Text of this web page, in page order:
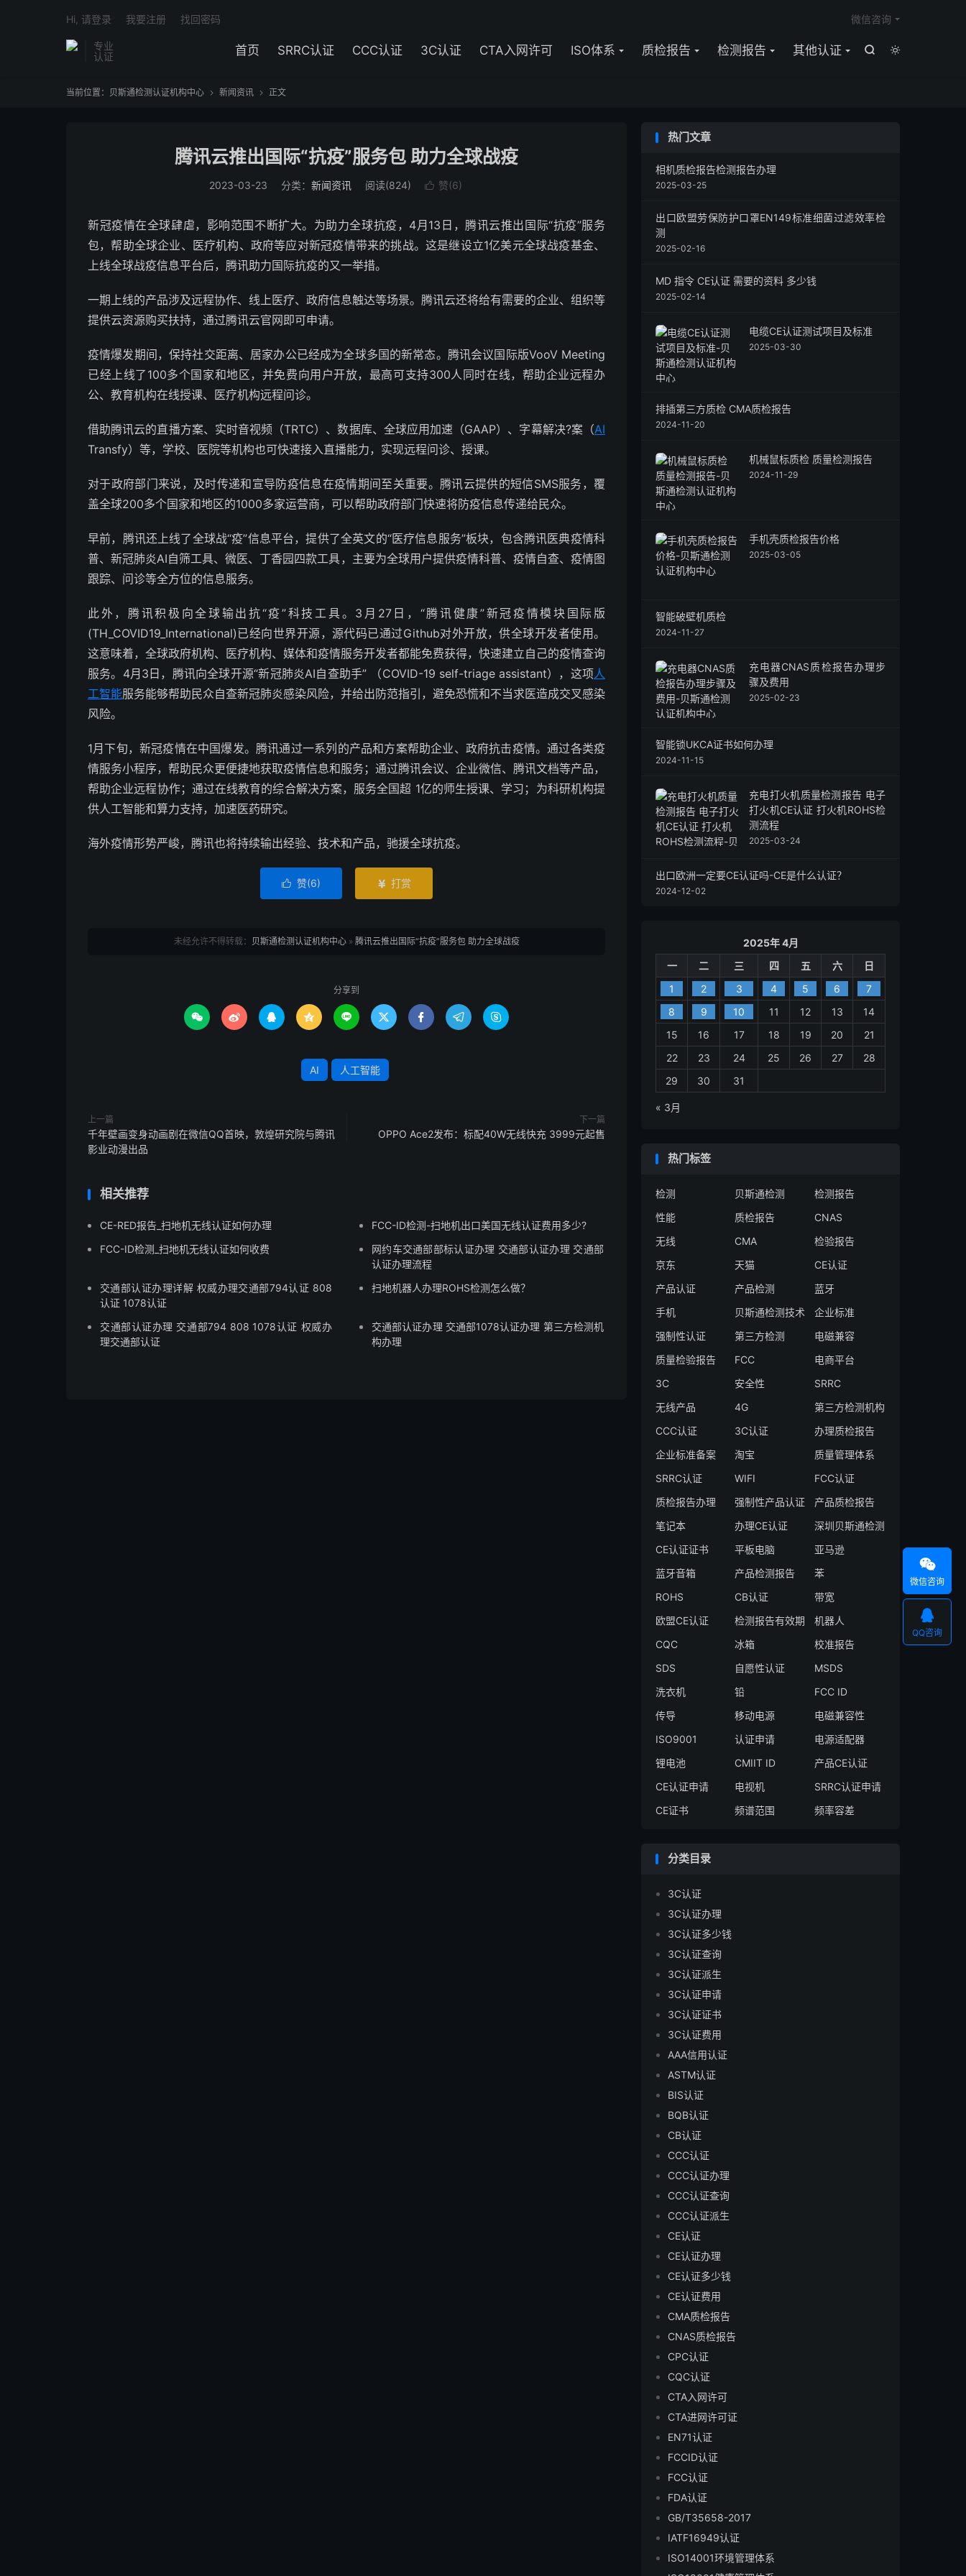
专业
认证


首页 SRRC认证 CCC认证 3C认证 CTA入网许可 ISO体系 质检报告 检测报告 其他认证
微信咨询
Hi, 请登录 我要注册 找回密码
当前位置： 贝斯通检测认证机构中心  新闻资讯  正文
腾讯云推出国际“抗疫”服务包 助力全球战疫
2023-03-23 分类： 新闻资讯 阅读(824)  赞(6)
新冠疫情在全球肆虐，影响范围不断扩大。为助力全球抗疫，4月13日，腾讯云推出国际“抗疫”服务
包，帮助全球企业、医疗机构、政府等应对新冠疫情带来的挑战。这是继设立1亿美元全球战疫基金、
上线全球战疫信息平台后，腾讯助力国际抗疫的又一举措。
一期上线的产品涉及远程协作、线上医疗、政府信息触达等场景。腾讯云还将给有需要的企业、组织等
提供云资源购买扶持，通过腾讯云官网即可申请。
疫情爆发期间，保持社交距离、居家办公已经成为全球多国的新常态。腾讯会议国际版VooV Meeting
已经上线了100多个国家和地区，并免费向用户开放，最高可支持300人同时在线，帮助企业远程办
公、教育机构在线授课、医疗机构远程问诊。
借助腾讯云的直播方案、实时音视频（TRTC）、数据库、全球应用加速（GAAP）、字幕解决?案（AI
Transfy）等，学校、医院等机构也可快速接入直播能力，实现远程问诊、授课。
对于政府部门来说，及时传递和宣导防疫信息在疫情期间至关重要。腾讯云提供的短信SMS服务，覆
盖全球200多个国家和地区的1000多家运营商，可以帮助政府部门快速将防疫信息传递给民众。
早前，腾讯还上线了全球战“疫”信息平台，提供了全英文的“医疗信息服务”板块，包含腾讯医典疫情科
普、新冠肺炎AI自筛工具、微医、丁香园四款工具，主要为全球用户提供疫情科普、疫情自查、疫情图
跟踪、问诊等全方位的信息服务。
此外，腾讯积极向全球输出抗“疫”科技工具。3月27日，“腾讯健康”新冠疫情模块国际版
(TH_COVID19_International)已经向世界开源，源代码已通过Github对外开放，供全球开发者使用。
这意味着，全球政府机构、医疗机构、媒体和疫情服务开发者都能免费获得，快速建立自己的疫情查询
服务。4月3日，腾讯向全球开源“新冠肺炎AI自查助手” （COVID-19 self-triage assistant），这项人
工智能服务能够帮助民众自查新冠肺炎感染风险，并给出防范指引，避免恐慌和不当求医造成交叉感染
风险。
1月下旬，新冠疫情在中国爆发。腾讯通过一系列的产品和方案帮助企业、政府抗击疫情。通过各类疫
情服务小程序，帮助民众更便捷地获取疫情信息和服务；通过腾讯会议、企业微信、腾讯文档等产品，
帮助企业远程协作；通过在线教育的综合解决方案，服务全国超 1亿的师生授课、学习；为科研机构提
供人工智能和算力支持，加速医药研究。
海外疫情形势严峻，腾讯也将持续输出经验、技术和产品，驰援全球抗疫。
 赞(6)  打赏
未经允许不得转载： 贝斯通检测认证机构中心» 腾讯云推出国际“抗疫”服务包 助力全球战疫
分享到
        
AI 人工智能
上一篇
千年壁画变身动画剧在微信QQ首映，敦煌研究院与腾讯
影业动漫出品
下一篇
OPPO Ace2发布：标配40W无线快充 3999元起售
相关推荐
CE-RED报告_扫地机无线认证如何办理
FCC-ID检测-扫地机出口美国无线认证费用多少?
FCC-ID检测_扫地机无线认证如何收费
网约车交通部部标认证办理 交通部认证办理 交通部
认证办理流程
交通部认证办理详解 权威办理交通部794认证 808
认证 1078认证
扫地机器人办理ROHS检测怎么做？
交通部认证办理 交通部794 808 1078认证 权威办
理交通部认证
交通部认证办理 交通部1078认证办理 第三方检测机
构办理
热门文章
相机质检报告检测报告办理
2025-03-25
出口欧盟劳保防护口罩EN149标准细菌过滤效率检
测
2025-02-16
MD 指令 CE认证 需要的资料 多少钱
2025-02-14
电缆CE认证测试项目及标准
2025-03-30
排插第三方质检 CMA质检报告
2024-11-20
机械鼠标质检 质量检测报告
2024-11-29
手机壳质检报告价格
2025-03-05
智能破壁机质检
2024-11-27
充电器CNAS质检报告办理步
骤及费用
2025-02-23
智能锁UKCA证书如何办理
2024-11-15
充电打火机质量检测报告 电子
打火机CE认证 打火机ROHS检
测流程
2025-03-24
出口欧洲一定要CE认证吗-CE是什么认证？
2024-12-02
2025年 4月
一
二 三 四 五 六
日
1
2 3 4 5 6
7
8
9 10 11 12 13
14
15
16 17 18 19 20
21
22
23 24 25 26 27
28
29
30 31
« 3月
热门标签
检测 贝斯通检测
检测报告
性能
质检报告
CNAS
无线
CMA
检验报告
京东
天猫
CE认证
产品认证
产品检测
蓝牙
手机
贝斯通检测技术
企业标准
强制性认证
第三方检测
电磁兼容
质量检验报告
FCC
电商平台
3C
安全性
SRRC
无线产品
4G
第三方检测机构
CCC认证
3C认证
办理质检报告
企业标准备案
淘宝
质量管理体系
SRRC认证
WIFI
FCC认证
质检报告办理
强制性产品认证
产品质检报告
笔记本
办理CE认证
深圳贝斯通检测
CE认证证书
平板电脑
亚马逊
蓝牙音箱
产品检测报告
苯
ROHS
CB认证
带宽
欧盟CE认证
检测报告有效期
机器人
CQC
冰箱
校准报告
SDS
自愿性认证
MSDS
洗衣机
铅
FCC ID
传导
移动电源
电磁兼容性
ISO9001
认证申请
电源适配器
锂电池
CMIIT ID
产品CE认证
CE认证申请
电视机
SRRC认证申请
CE证书
频谱范围 频率容差
分类目录
3C认证
3C认证办理
3C认证多少钱
3C认证查询
3C认证派生
3C认证申请
3C认证证书
3C认证费用
AAA信用认证
ASTM认证
BIS认证
BQB认证
CB认证
CCC认证
CCC认证办理
CCC认证查询
CCC认证派生
CE认证
CE认证办理
CE认证多少钱
CE认证费用
CMA质检报告
CNAS质检报告
CPC认证
CQC认证
CTA入网许可
CTA进网许可证
EN71认证
FCCID认证
FCC认证
FDA认证
GB/T35658-2017
IATF16949认证
ISO14001环境管理体系

微信咨询

QQ咨询